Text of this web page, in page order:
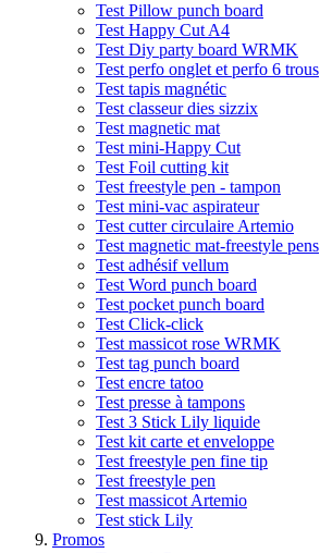
Test Pillow punch board
Test Happy Cut A4
Test Diy party board WRMK
Test perfo onglet et perfo 6 trous
Test tapis magnétic
Test classeur dies sizzix
Test magnetic mat
Test mini-Happy Cut
Test Foil cutting kit
Test freestyle pen - tampon
Test mini-vac aspirateur
Test cutter circulaire Artemio
Test magnetic mat-freestyle pens
Test adhésif vellum
Test Word punch board
Test pocket punch board
Test Click-click
Test massicot rose WRMK
Test tag punch board
Test encre tatoo
Test presse à tampons
Test 3 Stick Lily liquide
Test kit carte et enveloppe
Test freestyle pen fine tip
Test freestyle pen
Test massicot Artemio
Test stick Lily
Promos